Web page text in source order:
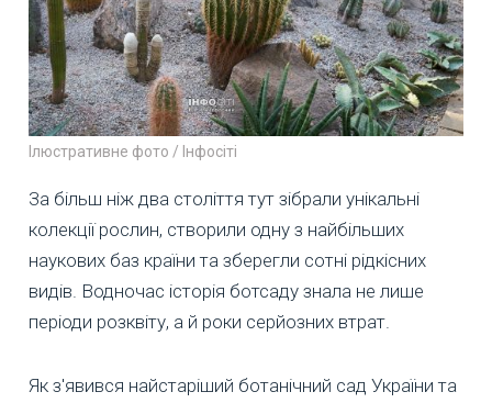
Ілюстративне фото / Інфосіті
За більш ніж два століття тут зібрали унікальні
колекції рослин, створили одну з найбільших
наукових баз країни та зберегли сотні рідкісних
видів. Водночас історія ботсаду знала не лише
періоди розквіту, а й роки серйозних втрат.
Як з'явився найстаріший ботанічний сад України та